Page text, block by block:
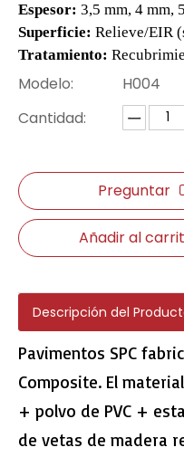
Espesor: 3,5 mm, 4 mm,
Superficie: Relieve/EIR
Tratamiento:
Modelo:
H004
Cantidad:
Preguntar
Añadir al
Descripción del
Pavimentos SPC
Composite. El
+ polvo de PVC +
de vetas de madera